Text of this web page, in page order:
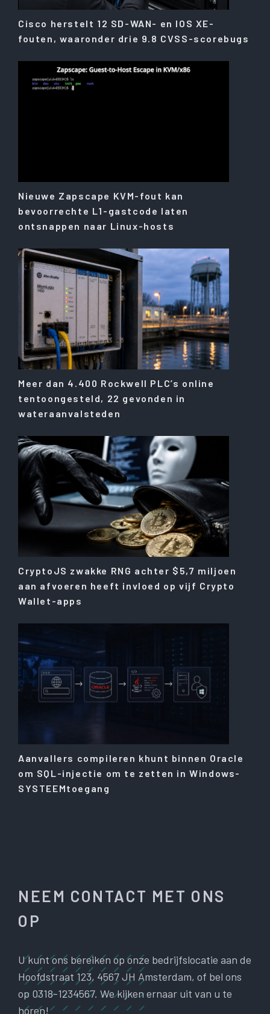
Cisco herstelt 12 SD-WAN- en IOS XE-
fouten, waaronder drie 9.8 CVSS-scorebugs
Nieuwe Zapscape KVM-fout kan
bevoorrechte L1-gastcode laten
ontsnappen naar Linux-hosts
Meer dan 4.400 Rockwell PLC’s online
tentoongesteld, 22 gevonden in
wateraanvalsteden
CryptoJS zwakke RNG achter $5,7 miljoen
aan afvoeren heeft invloed op vijf Crypto
Wallet-apps
Aanvallers compileren khunt binnen Oracle
om SQL-injectie om te zetten in Windows-
SYSTEEMtoegang
NEEM CONTACT MET ONS
OP
U kunt ons bereiken op onze bedrijfslocatie aan de
Hoofdstraat 123, 4567 JH Amsterdam, of bel ons
op 0318-1234567. We kijken ernaar uit van u te
horen!